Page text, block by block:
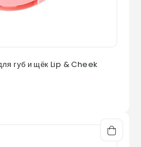
губ и щёк Lip & Cheek